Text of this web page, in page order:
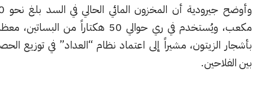
وأوضح جيرودية أن المخزون المائي الحالي في السد بلغ نحو 50 ألف متر
مكعب، ويُستخدم في ري حوالي 50 هكتاراً من البساتين، معظمها مزروعة
مشيراً إلى اعتماد نظام “العداد” في توزيع الحصص المائية